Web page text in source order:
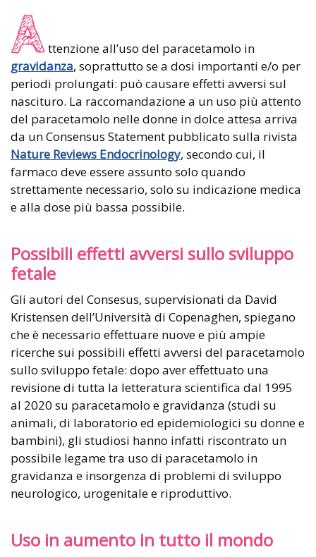
A ttenzione all’uso del paracetamolo in
gravidanza, soprattutto se a dosi importanti e/o per
periodi prolungati: può causare effetti avversi sul
nascituro. La raccomandazione a un uso più attento
del paracetamolo nelle donne in dolce attesa arriva
da un Consensus Statement pubblicato sulla rivista
Nature Reviews Endocrinology, secondo cui, il
farmaco deve essere assunto solo quando
strettamente necessario, solo su indicazione medica
e alla dose più bassa possibile.
Possibili effetti avversi sullo sviluppo
fetale
Gli autori del Consesus, supervisionati da David
Kristensen dell’Università di Copenaghen, spiegano
che è necessario effettuare nuove e più ampie
ricerche sui possibili effetti avversi del paracetamolo
sullo sviluppo fetale: dopo aver effettuato una
revisione di tutta la letteratura scientifica dal 1995
al 2020 su paracetamolo e gravidanza (studi su
animali, di laboratorio ed epidemiologici su donne e
bambini), gli studiosi hanno infatti riscontrato un
possibile legame tra uso di paracetamolo in
gravidanza e insorgenza di problemi di sviluppo
neurologico, urogenitale e riproduttivo.
Uso in aumento in tutto il mondo